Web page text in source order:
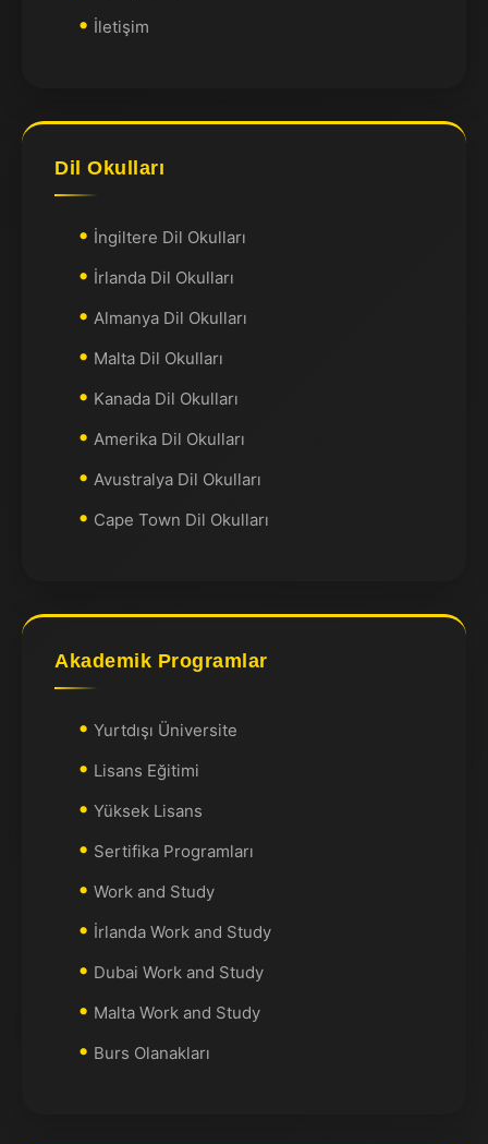
İletişim
Dil Okulları
İngiltere Dil Okulları
İrlanda Dil Okulları
Almanya Dil Okulları
Malta Dil Okulları
Kanada Dil Okulları
Amerika Dil Okulları
Avustralya Dil Okulları
Cape Town Dil Okulları
Akademik Programlar
Yurtdışı Üniversite
Lisans Eğitimi
Yüksek Lisans
Sertifika Programları
Work and Study
İrlanda Work and Study
Dubai Work and Study
Malta Work and Study
Burs Olanakları